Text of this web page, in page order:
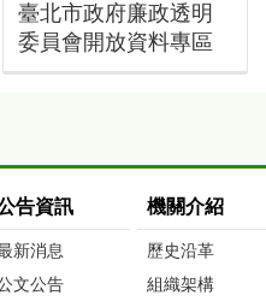
臺北市政府廉政透明
委員會開放資料專區
告資訊
新消息
文公告
機關介紹
歷史沿革
組織架構